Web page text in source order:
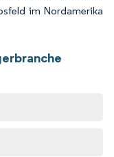
im Nordamerika